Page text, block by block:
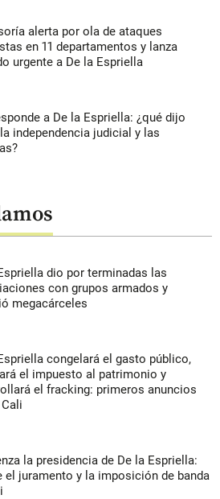
alerta por ola de ataques
en 11 departamentos y lanza
urgente a De la Espriella
a De la Espriella: ¿qué dijo
independencia judicial y las
dio por terminadas las
con grupos armados y
megacárceles
congelará el gasto público,
el impuesto al patrimonio y
el fracking: primeros anuncios
la presidencia de De la Espriella:
el juramento y la imposición de banda